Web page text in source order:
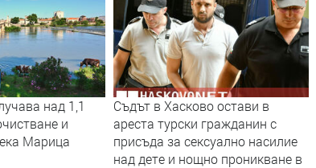
Съдът в Хасково остави в
ареста турски гражданин с
присъда за сексуално насилие
над дете и нощно проникване в
Трактор се
на слама,
преди 15 часа